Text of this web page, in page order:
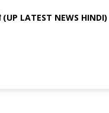
(UP LATEST NEWS HINDI)